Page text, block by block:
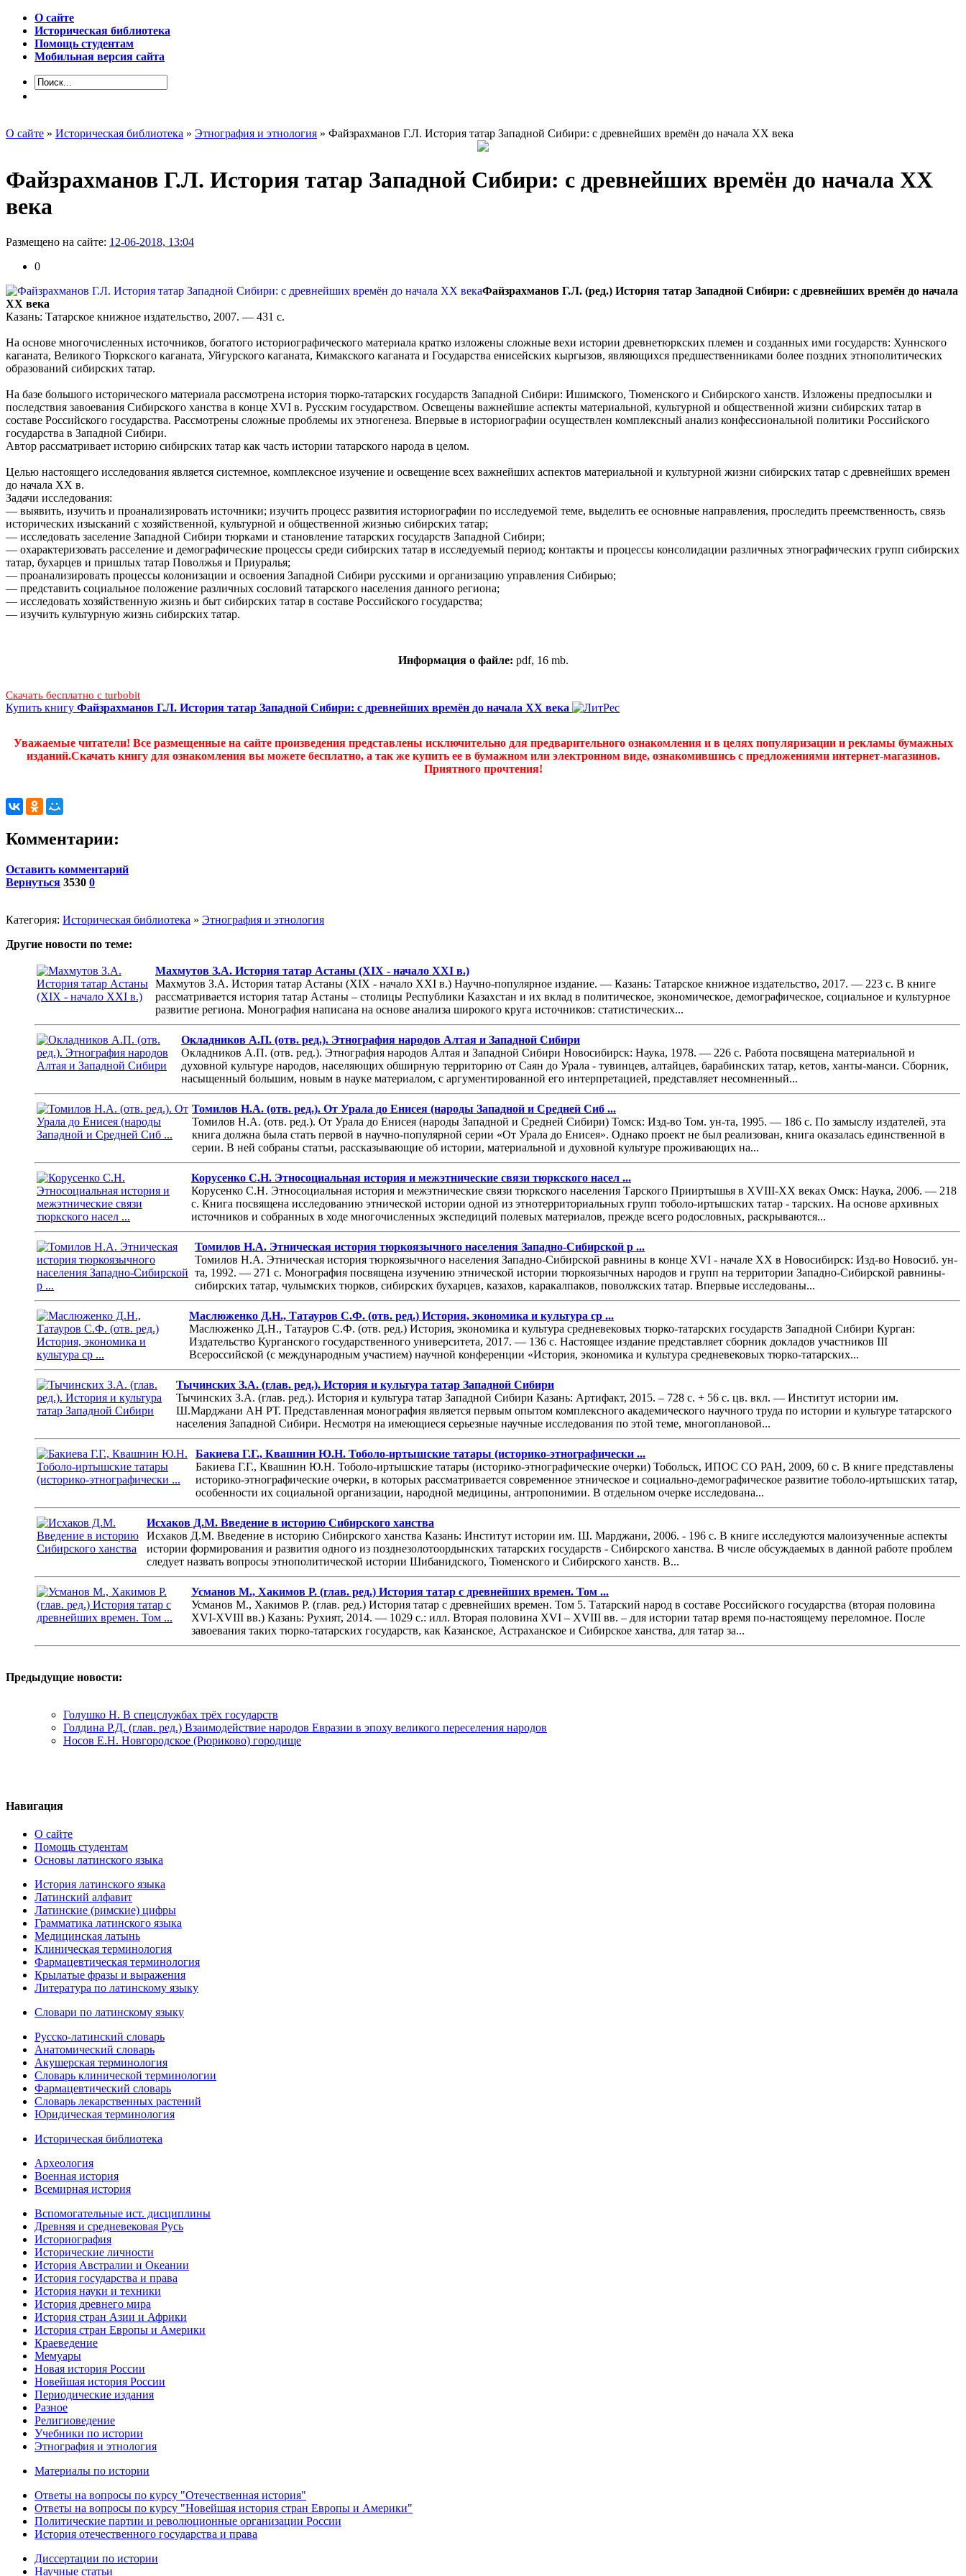
О сайте
Историческая библиотека
Помощь студентам
Мобильная версия сайта
О сайте » Историческая библиотека » Этнография и этнология » Файзрахманов Г.Л. История татар Западной Сибири: с древнейших времён до начала XX века
Файзрахманов Г.Л. История татар Западной Сибири: с древнейших времён до начала XX
века
Размещено на сайте: 12-06-2018, 13:04
0
Файзрахманов Г.Л. (ред.) История татар Западной Сибири: с древнейших времён до начала
XX века
Казань: Татарское книжное издательство, 2007. — 431 с.
На основе многочисленных источников, богатого историографического материала кратко изложены сложные вехи истории древнетюркских племен и созданных ими государств: Хуннского
каганата, Великого Тюркского каганата, Уйгурского каганата, Кимакского каганата и Государства енисейских кыргызов, являющихся предшественниками более поздних этнополитических
образований сибирских татар.
На базе большого исторического материала рассмотрена история тюрко-татарских государств Западной Сибири: Ишимского, Тюменского и Сибирского ханств. Изложены предпосылки и
последствия завоевания Сибирского ханства в конце XVI в. Русским государством. Освещены важнейшие аспекты материальной, культурной и общественной жизни сибирских татар в
составе Российского государства. Рассмотрены сложные проблемы их этногенеза. Впервые в историографии осуществлен комплексный анализ конфессиональной политики Российского
государства в Западной Сибири.
Автор рассматривает историю сибирских татар как часть истории татарского народа в целом.
Целью настоящего исследования является системное, комплексное изучение и освещение всех важнейших аспектов материальной и культурной жизни сибирских татар с древнейших времен
до начала XX в.
Задачи исследования:
— выявить, изучить и проанализировать источники; изучить процесс развития историографии по исследуемой теме, выделить ее основные направления, проследить преемственность, связь
исторических изысканий с хозяйственной, культурной и общественной жизнью сибирских татар;
— исследовать заселение Западной Сибири тюрками и становление татарских государств Западной Сибири;
— охарактеризовать расселение и демографические процессы среди сибирских татар в исследуемый период; контакты и процессы консолидации различных этнографических групп сибирских
татар, бухарцев и пришлых татар Поволжья и Приуралья;
— проанализировать процессы колонизации и освоения Западной Сибири русскими и организацию управления Сибирью;
— представить социальное положение различных сословий татарского населения данного региона;
— исследовать хозяйственную жизнь и быт сибирских татар в составе Российского государства;
— изучить культурную жизнь сибирских татар.
Информация о файле: pdf, 16 mb.
Скачать бесплатно c turbobit
Купить книгу Файзрахманов Г.Л. История татар Западной Сибири: с древнейших времён до начала XX века
Уважаемые читатели! Все размещенные на сайте произведения представлены исключительно для предварительного ознакомления и в целях популяризации и рекламы бумажных
изданий.Скачать книгу для ознакомления вы можете бесплатно, а так же купить ее в бумажном или электронном виде, ознакомившись с предложениями интернет-магазинов.
Приятного прочтения!
Комментарии:
Оставить комментарий
Вернуться 3530 0
Категория: Историческая библиотека » Этнография и этнология
Другие новости по теме:
Махмутов З.А. История татар Астаны (XIX - начало XXI в.)
Махмутов З.А. История татар Астаны (XIX - начало XXI в.) Научно-популярное издание. — Казань: Татарское книжное издательство, 2017. — 223 с. В книге
рассматривается история татар Астаны – столицы Республики Казахстан и их вклад в политическое, экономическое, демографическое, социальное и культурное
развитие региона. Монография написана на основе анализа широкого круга источников: статистических...
Окладников А.П. (отв. ред.). Этнография народов Алтая и Западной Сибири
Окладников А.П. (отв. ред.). Этнография народов Алтая и Западной Сибири Новосибирск: Наука, 1978. — 226 с. Работа посвящена материальной и
духовной культуре народов, населяющих обширную территорию от Саян до Урала - тувинцев, алтайцев, барабинских татар, кетов, ханты-манси. Сборник,
насыщенный большим, новым в науке материалом, с аргументированной его интерпретацией, представляет несомненный...
Томилов Н.А. (отв. ред.). От Урала до Енисея (народы Западной и Средней Сиб ...
Томилов Н.А. (отв. ред.). От Урала до Енисея (народы Западной и Средней Сибири) Томск: Изд-во Том. ун-та, 1995. — 186 с. По замыслу издателей, эта
книга должна была стать первой в научно-популярной серии «От Урала до Енисея». Однако проект не был реализован, книга оказалась единственной в
серии. В ней собраны статьи, рассказывающие об истории, материальной и духовной культуре проживающих на...
Корусенко С.Н. Этносоциальная история и межэтнические связи тюркского насел ...
Корусенко С.Н. Этносоциальная история и межэтнические связи тюркского населения Тарского Прииртышья в XVIII-XX веках Омск: Наука, 2006. — 218
с. Книга посвящена исследованию этнической истории одной из этнотерриториальных групп тоболо-иртышских татар - тарских. На основе архивных
источников и собранных в ходе многочисленных экспедиций полевых материалов, прежде всего родословных, раскрываются...
Томилов Н.А. Этническая история тюркоязычного населения Западно-Сибирской р ...
Томилов Н.А. Этническая история тюркоязычного населения Западно-Сибирской равнины в конце XVI - начале XX в Новосибирск: Изд-во Новосиб. ун-
та, 1992. — 271 с. Монография посвящена изучению этнической истории тюркоязычных народов и групп на территории Западно-Сибирской равнины-
сибирских татар, чулымских тюрков, сибирских бухарцев, казахов, каракалпаков, поволжских татар. Впервые исследованы...
Маслюженко Д.Н., Татауров С.Ф. (отв. ред.) История, экономика и культура ср ...
Маслюженко Д.Н., Татауров С.Ф. (отв. ред.) История, экономика и культура средневековых тюрко-татарских государств Западной Сибири Курган:
Издательство Курганского государственного университета, 2017. — 136 с. Настоящее издание представляет сборник докладов участников III
Всероссийской (с международным участием) научной конференции «История, экономика и культура средневековых тюрко-татарских...
Тычинских З.А. (глав. ред.). История и культура татар Западной Сибири
Тычинских З.А. (глав. ред.). История и культура татар Западной Сибири Казань: Артифакт, 2015. – 728 с. + 56 с. цв. вкл. — Институт истории им.
Ш.Марджани АН РТ. Представленная монография является первым опытом комплексного академического научного труда по истории и культуре татарского
населения Западной Сибири. Несмотря на имеющиеся серьезные научные исследования по этой теме, многоплановой...
Бакиева Г.Г., Квашнин Ю.Н. Тоболо-иртышские татары (историко-этнографически ...
Бакиева Г.Г., Квашнин Ю.Н. Тоболо-иртышские татары (историко-этнографические очерки) Тобольск, ИПОС СО РАН, 2009, 60 с. В книге представлены
историко-этнографические очерки, в которых рассматривается современное этническое и социально-демографическое развитие тоболо-иртышских татар,
особенности их социальной организации, народной медицины, антропонимии. В отдельном очерке исследована...
Исхаков Д.М. Введение в историю Сибирского ханства
Исхаков Д.М. Введение в историю Сибирского ханства Казань: Институт истории им. Ш. Марджани, 2006. - 196 с. В книге исследуются малоизученные аспекты
истории формирования и развития одного из позднезолотоордынских татарских государств - Сибирского ханства. В числе обсуждаемых в данной работе проблем
следует назвать вопросы этнополитической истории Шибанидского, Тюменского и Сибирского ханств. В...
Усманов М., Хакимов Р. (глав. ред.) История татар с древнейших времен. Том ...
Усманов М., Хакимов Р. (глав. ред.) История татар с древнейших времен. Том 5. Татарский народ в составе Российского государства (вторая половина
XVI-XVIII вв.) Казань: Рухият, 2014. — 1029 с.: илл. Вторая половина XVI – XVIII вв. – для истории татар время по-настоящему переломное. После
завоевания таких тюрко-татарских государств, как Казанское, Астраханское и Сибирское ханства, для татар за...
Предыдущие новости:
Голушко Н. В спецслужбах трёх государств
Голдина Р.Д. (глав. ред.) Взаимодействие народов Евразии в эпоху великого переселения народов
Носов Е.Н. Новгородское (Рюриково) городище
Навигация
О сайте
Помощь студентам
Основы латинского языка
История латинского языка
Латинский алфавит
Латинские (римские) цифры
Грамматика латинского языка
Медицинская латынь
Клиническая терминология
Фармацевтическая терминология
Крылатые фразы и выражения
Литература по латинскому языку
Словари по латинскому языку
Русско-латинский словарь
Анатомический словарь
Акушерская терминология
Словарь клинической терминологии
Фармацевтический словарь
Словарь лекарственных растений
Юридическая терминология
Историческая библиотека
Археология
Военная история
Всемирная история
Вспомогательные ист. дисциплины
Древняя и средневековая Русь
Историография
Исторические личности
История Австралии и Океании
История государства и права
История науки и техники
История древнего мира
История стран Азии и Африки
История стран Европы и Америки
Краеведение
Мемуары
Новая история России
Новейшая история России
Периодические издания
Разное
Религиоведение
Учебники по истории
Этнография и этнология
Материалы по истории
Ответы на вопросы по курсу "Отечественная история"
Ответы на вопросы по курсу "Новейшая история стран Европы и Америки"
Политические партии и революционные организации России
История отечественного государства и права
Диссертации по истории
Научные статьи